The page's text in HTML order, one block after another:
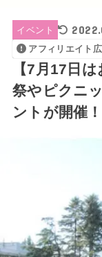
イベント
アフィリエイト
【7月17日
祭やピクニ
ントが開催！